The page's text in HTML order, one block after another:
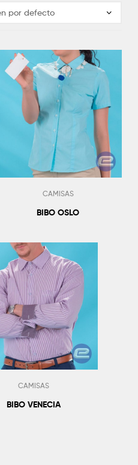
CAMISAS
BIBO OSLO
CAMISAS
BIBO VENECIA